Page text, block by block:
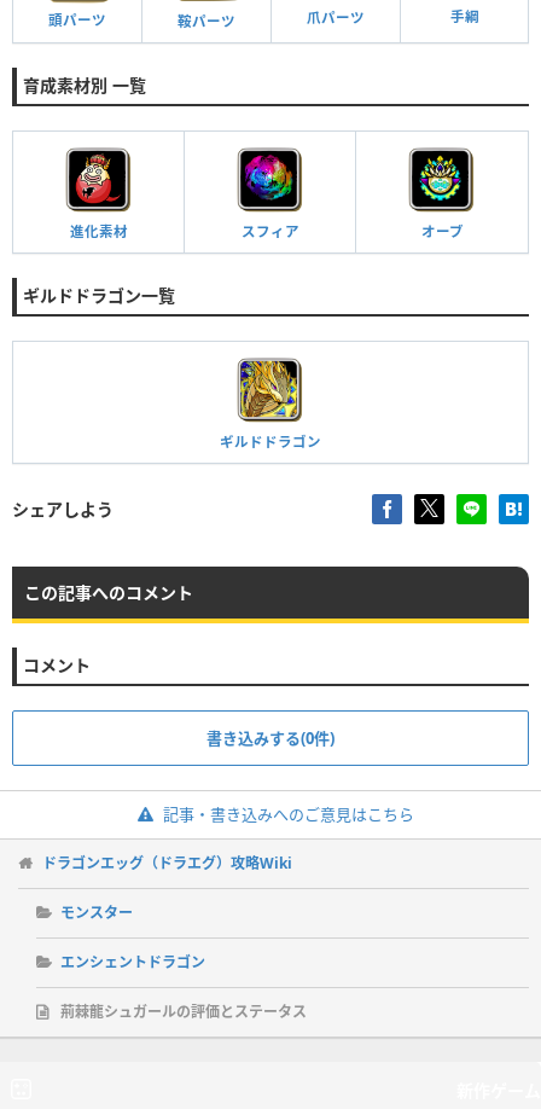
頭パーツ 鞍パーツ 爪パーツ 手綱
育成素材別 一覧
進化素材 スフィア オーブ
ギルドドラゴン一覧
ギルドドラゴン
シェアしよう
この記事へのコメント
コメント
書き込みする(0件)
記事・書き込みへのご意見はこちら
ドラゴンエッグ（ドラエグ）攻略Wiki
モンスター
エンシェントドラゴン
荊棘龍シュガールの評価とステータス